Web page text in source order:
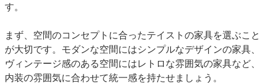
す。
まず、 空間のコンセプトに合ったテイストの家具を選ぶこと
が大切です。モダンな空間にはシンプルなデザインの家具、
ヴィンテージ感のある空間にはレトロな雰囲気の家具など、
内装の雰囲気に合わせて統一感を持たせましょう。